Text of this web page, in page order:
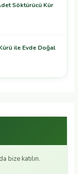
Söktürücü Kür
ile Evde Doğal
bize katılın.